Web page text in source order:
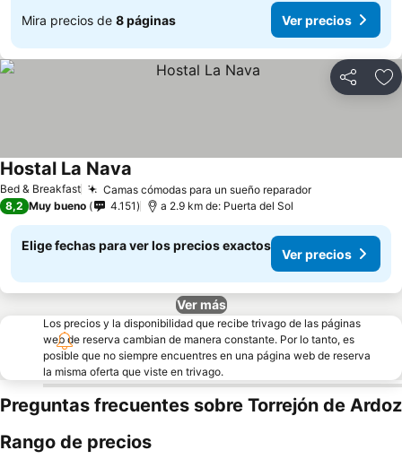
Mira precios de 8 páginas Ver precios
Compartir
Bed & Breakfast Camas cómodas para un sueño reparadorVer precios
Hostal La Nava
8,2 Muy bueno 4.151 a 2.9 km de: Puerta del Sol
Elige fechas para ver los precios exactos
Ver precios
Ver más
Los precios y la disponibilidad que recibe trivago de las páginas
web de reserva cambian de manera constante. Por lo tanto, es
posible que no siempre encuentres en una página web de reserva
la misma oferta que viste en trivago.
Preguntas frecuentes sobre Torrejón de Ardoz
Rango de precios